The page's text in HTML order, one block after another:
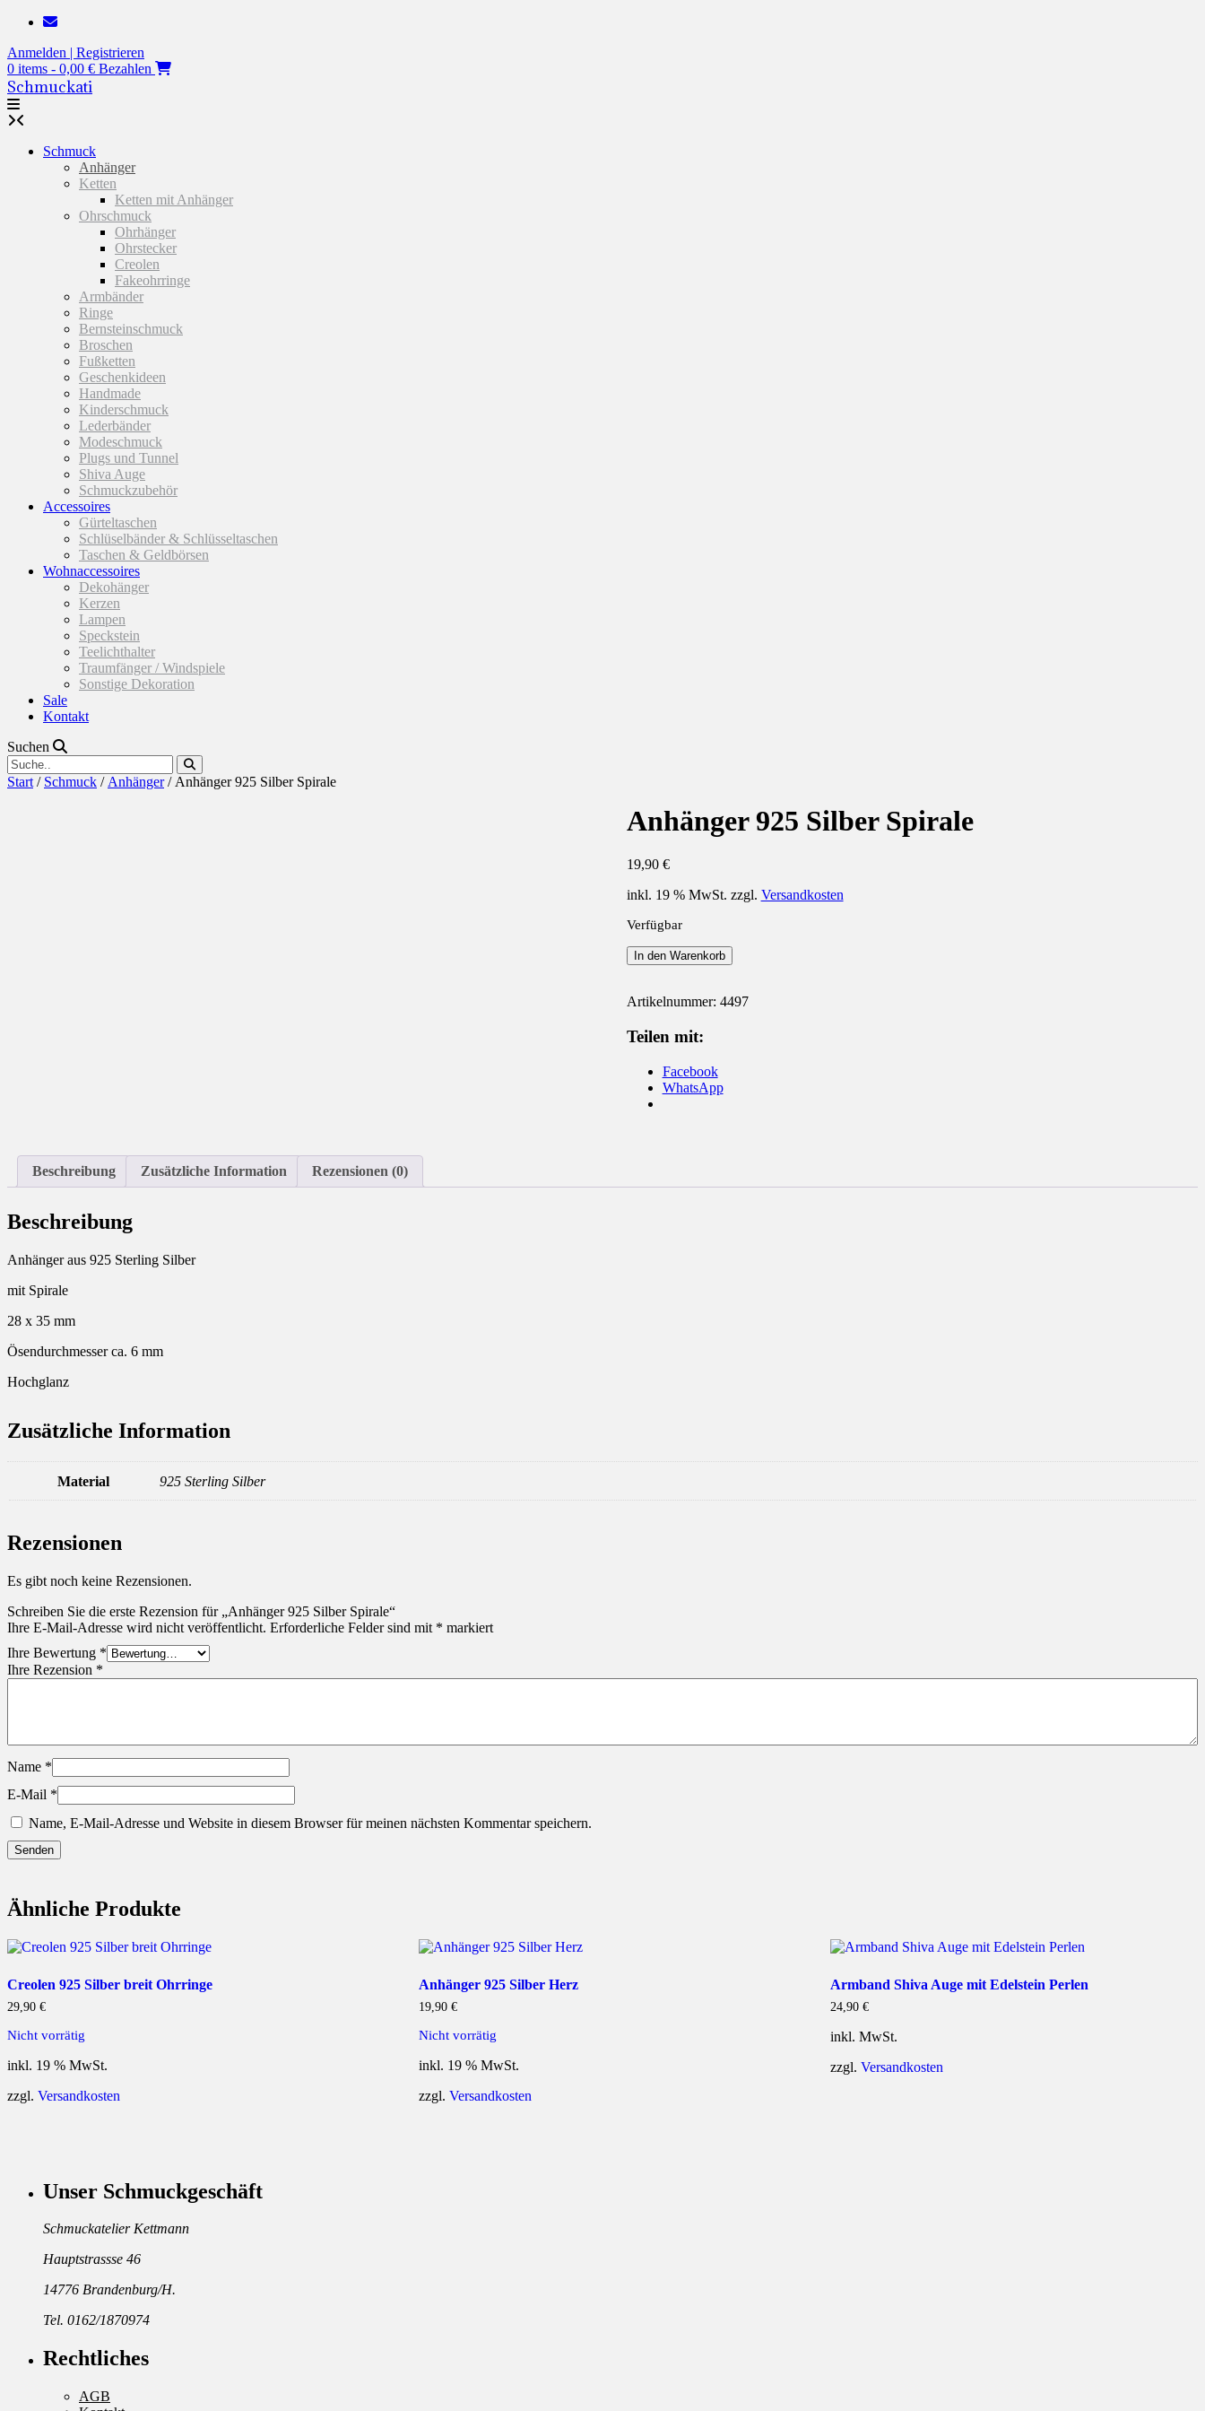
Zum
springen
Anmelden | Registrieren
0 items - 0,00 € Bezahlen
Schmuckati
Schmuck
Anhänger
Ketten
Ketten mit Anhänger
Ohrschmuck
Ohrhänger
Ohrstecker
Creolen
Fakeohrringe
Armbänder
Ringe
Bernsteinschmuck
Broschen
Fußketten
Geschenkideen
Handmade
Kinderschmuck
Lederbänder
Modeschmuck
Plugs und Tunnel
Shiva Auge
Schmuckzubehör
Accessoires
Gürteltaschen
Schlüselbänder & Schlüsseltaschen
Taschen & Geldbörsen
Wohnaccessoires
Dekohänger
Kerzen
Lampen
Speckstein
Teelichthalter
Traumfänger / Windspiele
Sonstige Dekoration
Sale
Kontakt
Suchen
Start / Schmuck / Anhänger/ Anhänger 925 Silber Spirale
Anhänger 925 Silber Spirale
19,90 €
inkl. 19 % MwSt. zzgl. Versandkosten
Verfügbar
Anhänger
925
Spirale
In den Warenkorb
Artikelnummer: 4497
Teilen mit:
Facebook
WhatsApp
Beschreibung Zusätzliche Information Rezensionen (0)
Beschreibung
Anhänger aus 925 Sterling Silber
mit Spirale
28 x 35 mm
Ösendurchmesser ca. 6 mm
Hochglanz
Zusätzliche Information
Material 925 Sterling Silber
Rezensionen
Es gibt noch keine Rezensionen.
Schreiben Sie die erste Rezension für „Anhänger 925 Silber Spirale“
Ihre E-Mail-Adresse wird nicht veröffentlicht. Erforderliche Felder sind mit * markiert
Ihre Bewertung *
Ihre Rezension *
Name *
E-Mail *
Name, E-Mail-Adresse und Website in diesem Browser für meinen nächsten Kommentar speichern.
Ähnliche Produkte
Creolen 925 Silber breit Ohrringe
29,90 €
Nicht vorrätig
inkl. 19 % MwSt.
zzgl. Versandkosten
Anhänger 925 Silber Herz
19,90 €
Nicht vorrätig
inkl. 19 % MwSt.
zzgl. Versandkosten
Armband Shiva Auge mit Edelstein Perlen
24,90 €
inkl. MwSt.
zzgl. Versandkosten
Unser Schmuckgeschäft
Schmuckatelier Kettmann
Hauptstrassse 46
14776 Brandenburg/H.
Tel. 0162/1870974
Rechtliches
AGB